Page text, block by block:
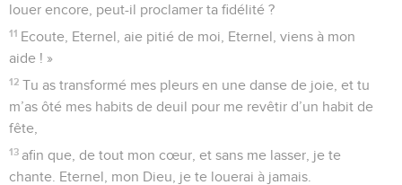
louer encore, peut-il proclamer ta fidélité ?
11 Ecoute, Eternel, aie pitié de moi, Eternel, viens à mon
aide ! »
12 Tu as transformé mes pleurs en une danse de joie, et tu
m’as ôté mes habits de deuil pour me revêtir d’un habit de
fête,
13 afin que, de tout mon cœur, et sans me lasser, je te
chante. Eternel, mon Dieu, je te louerai à jamais.